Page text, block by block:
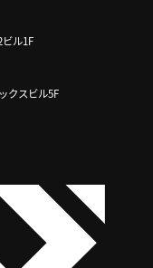
ル1F
クスビル5F